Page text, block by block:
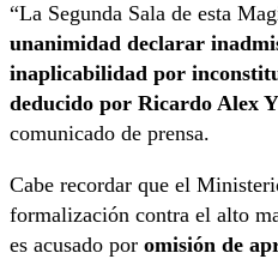
“La Segunda Sala de esta
unanimidad declarar
inaplicabilidad por
deducido por Ricardo Alex
comunicado de prensa.
Cabe recordar que el
formalización contra el alto
es acusado por omisión de